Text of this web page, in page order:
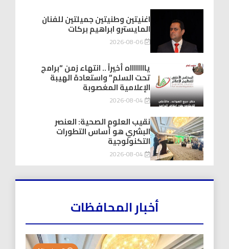
اغنيتين وطنيتين جميلتين للفنان
المايسترو ابراهيم بركات
2026-08-06
يااااااااه أخيراً .. انتهاء زمن “برامج
تحت السلم” واستعادة الهيبة
الإعلامية المغصوبة
2026-08-04
نقيب العلوم الصحية: العنصر
البشري هو أساس التطورات
التكنولوجية
2026-08-04
أخبار المحافظات